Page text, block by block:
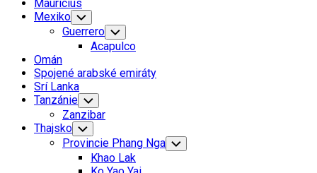
Mauricius
Mexiko Toggle
Child
Menu
Guerrero Toggle
Child
Menu
Acapulco
Omán
Spojené arabské emiráty
Srí Lanka
Tanzánie Toggle
Child
Menu
Zanzibar
Thajsko Toggle
Child
Menu
Provincie Phang Nga Toggle
Child
Khao Lak